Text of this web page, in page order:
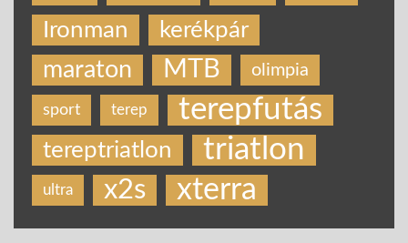
Ironman
kerékpár
maraton MTB olimpia
sport terep terepfutás
tereptriatlon triatlon
ultra x2s xterra